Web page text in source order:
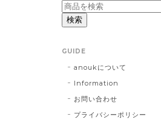
検索
GUIDE
anoukについて
Information
お問い合わせ
プライバシーポリシー